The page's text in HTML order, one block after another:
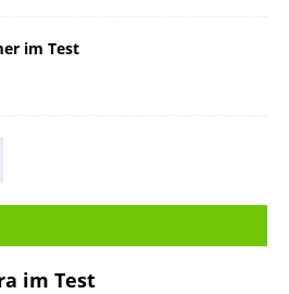
im Test
im Test